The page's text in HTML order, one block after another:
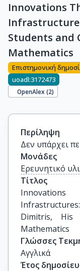
Innovations
Students and
Mathematics
Επιστημονική
uoadl:3172473
OpenAlex (2)
Περίληψη
Δεν υπάρχει
Μονάδες
Ερευνητικό
Τίτλος
Dimitris, His
Mathematics
Γλώσσες
Αγγλικά
Έτος